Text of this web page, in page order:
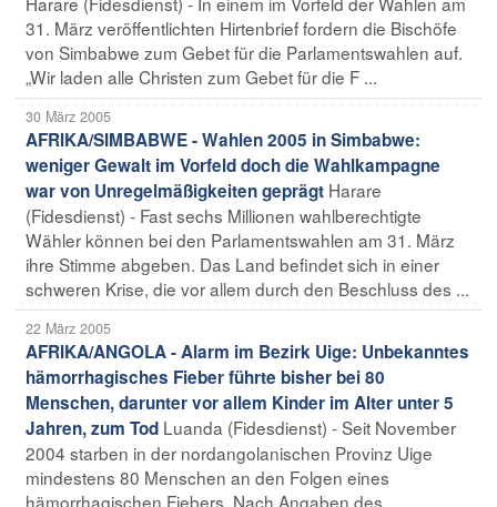
31. März veröffentlichten Hirtenbrief fordern die Bischöfe
von Simbabwe zum Gebet für die Parlamentswahlen auf.
„Wir laden alle Christen zum Gebet für die F ...
30 März 2005
AFRIKA/SIMBABWE - Wahlen 2005 in Simbabwe:
weniger Gewalt im Vorfeld doch die Wahlkampagne
war von Unregelmäßigkeiten geprägt Harare
(Fidesdienst) - Fast sechs Millionen wahlberechtigte
Wähler können bei den Parlamentswahlen am 31. März
ihre Stimme abgeben. Das Land befindet sich in einer
schweren Krise, die vor allem durch den Beschluss des ...
22 März 2005
AFRIKA/ANGOLA - Alarm im Bezirk Uige: Unbekanntes
hämorrhagisches Fieber führte bisher bei 80
Menschen, darunter vor allem Kinder im Alter unter 5
Jahren, zum Tod Luanda (Fidesdienst) - Seit November
2004 starben in der nordangolanischen Provinz Uige
mindestens 80 Menschen an den Folgen eines
hämorrhagischen Fiebers. Nach Angaben des